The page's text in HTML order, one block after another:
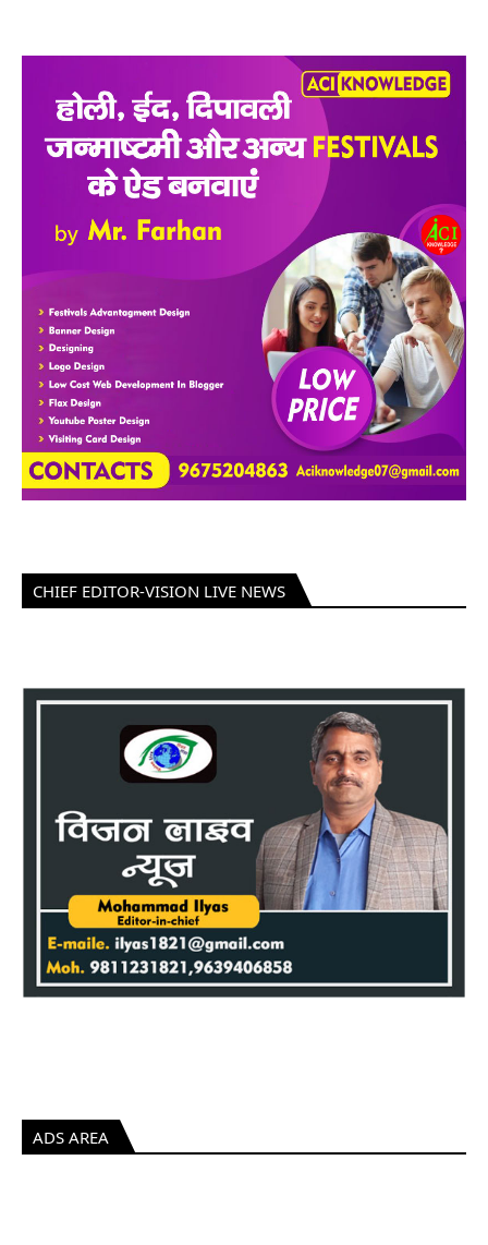
CHIEF EDITOR-VISION LIVE NEWS
ADS AREA